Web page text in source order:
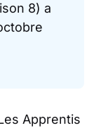
8) a
Apprentis